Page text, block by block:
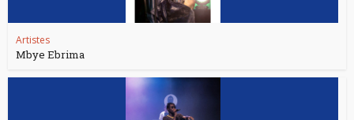
Artistes
Mbye Ebrima